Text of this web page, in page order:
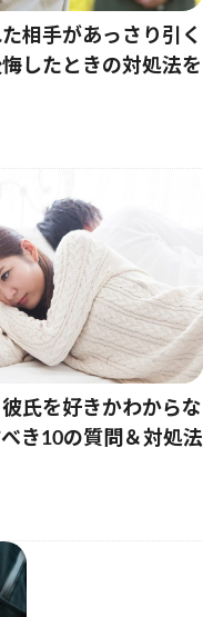
相手があっさり引く
したときの対処法を
彼氏を好きかわからな
き10の質問＆対処法